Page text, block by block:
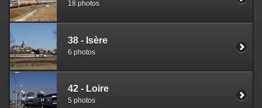
18 photos
38 - Isère
6 photos
42 - Loire
5 photos